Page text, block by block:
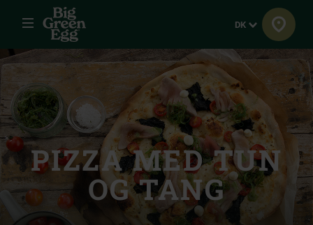
Menu Sprog
DK
PIZZA MED TUN
OG TANG